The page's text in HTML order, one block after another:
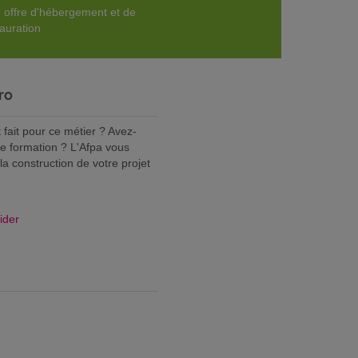
offre d'hébergement et de
pour ce métier ? Avez-
formation ? L'Afpa vous
construction de votre projet